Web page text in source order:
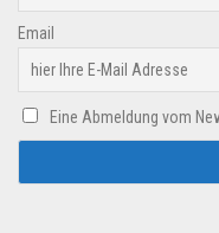
Email
Eine Abmeldung vom